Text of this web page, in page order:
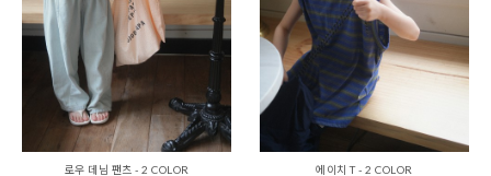
로우 데님 팬츠 - 2 COLOR
에이치 T - 2 COLOR